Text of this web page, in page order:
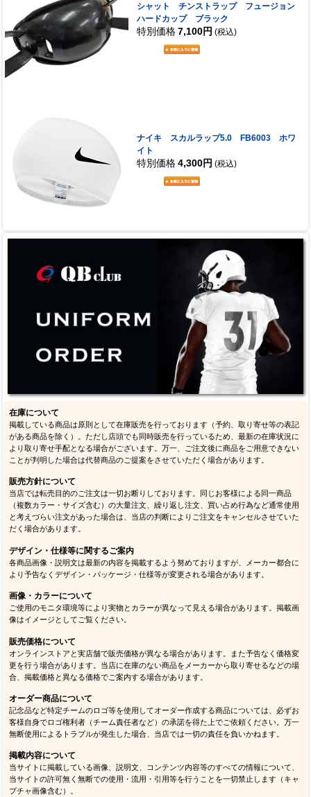
シャット チンストラップ フュージョン
ハードカップ ブラック
特別価格 7,100円 (税込)
ナイキ スカルラップ5.0 FB6003 ホワ
イト
特別価格 4,300円 (税込)
在庫について
掲載している商品は原則として在庫販売を行っております（予約、取り寄せ等の表記
がある商品を除く）。ただし店頭でも同時販売を行っているため、最新の在庫状況に
より取り寄せ手配となる場合がございます。万一、ご注文後に商品をご用意できない
ことが判明した場合は代替商品のご提案をさせていただく場合があります。
販売方針について
当店では転売目的のご注文は一切お断りしております。同じお客様による同一商品
（複数カラー・サイズ含む）の大量注文、繰り返し注文、買い占め行為など通常使用
と考えづらい注文があった場合は、当店の判断によりご注文をキャンセルさせていた
だく場合があります。
デザイン・仕様等に関するご案内
各商品画像・説明文は最新の内容を掲載するよう努めておりますが、メーカー都合に
より予告なくデザイン・パッケージ・仕様等が変更される場合があります。
画像・カラーについて
ご使用のモニタ環境等により実物とカラーが異なって見える場合があります。掲載画
像はイメージとしてご覧ください。
販売価格について
オンラインストアと実店舗で販売価格が異なる場合があります。また予告なく価格変
更を行う場合があります。当店に在庫のない商品をメーカーから取り寄せるなどの場
合、掲載価格と異なる価格でご案内する場合があります。
オーダー商品について
記念品など特定チームのロゴ等を使用してオーダー作成する商品については、必ずお
客様自身でロゴ権利者（チーム責任者など）の承諾を得た上でご依頼ください。万一
無断使用によるトラブルが発生した場合、当店では一切の責任を負いかねます。
掲載内容について
当サイトに掲載している画像、説明文、コンテンツ内容等のすべての情報について、
当サイトの許可無く無断での使用・流用・引用等を行うことを一切禁止します（キャ
プチャ画像含む）。